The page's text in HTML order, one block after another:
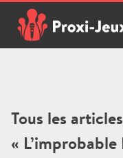
content
Tous les
« L’improbable